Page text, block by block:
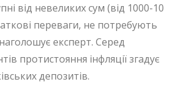
від невеликих сум (від 1000-10
переваги, не потребують
експерт. Серед
протистояння інфляції згадує
депозитів.